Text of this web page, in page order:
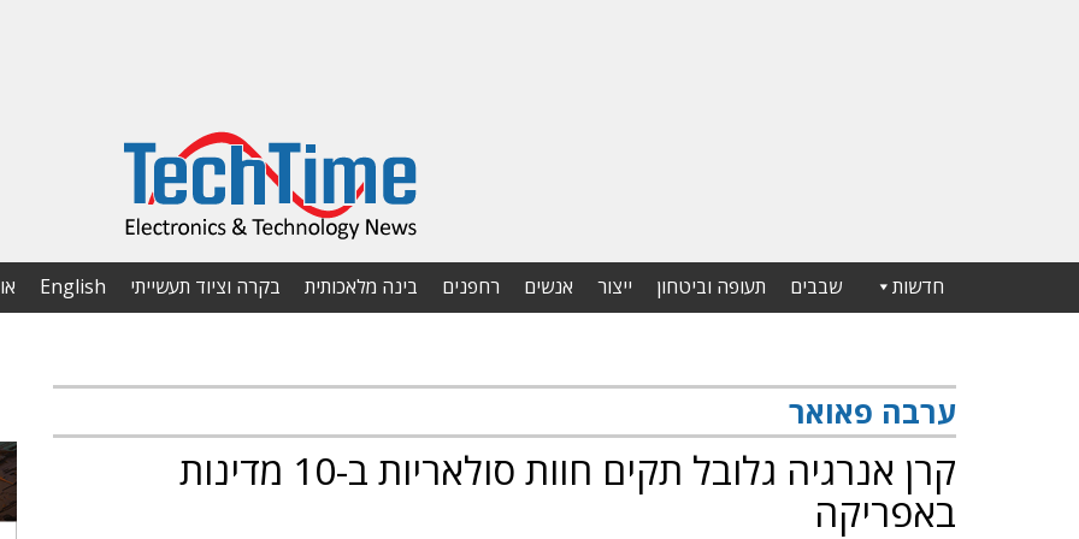
חדשות שבבים תעופה וביטחון ייצור אנשים רחפנים בינה מלאכותית בקרה וציוד תעשייתי English
ערבה פאואר
קרן אנרגיה גלובל תקים חוות סולאריות ב-10 מדינות
באפריקה